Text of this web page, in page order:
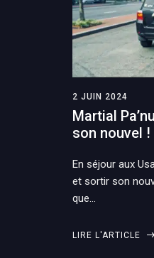
2 JUIN 2024
Martial
son nouvel !
En séjour aux
et sortir son
que…
LIRE L'ARTICLE